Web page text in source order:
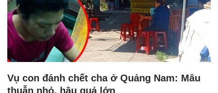
Vụ con đánh chết cha ở Quảng Nam: Mâu
thuẫn nhỏ, hậu quả lớn